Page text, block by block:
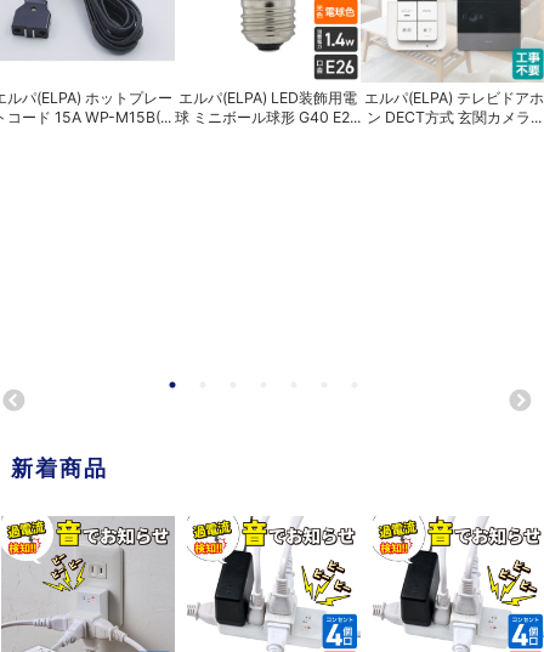
ルパ(ELPA) ホットプレー
コード 15A WP-M15B(...
エルパ(ELPA) LED装飾用電
球 ミニボール球形 G40 E2...
エルパ(ELPA) テレビドアホ
ン DECT方式 玄関カメラ...
新着商品